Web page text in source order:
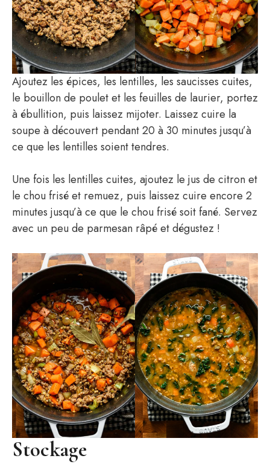
Ajoutez les épices, les lentilles, les saucisses cuites,
le bouillon de poulet et les feuilles de laurier, portez
à ébullition, puis laissez mijoter. Laissez cuire la
soupe à découvert pendant 20 à 30 minutes jusqu’à
ce que les lentilles soient tendres.
Une fois les lentilles cuites, ajoutez le jus de citron et
le chou frisé et remuez, puis laissez cuire encore 2
minutes jusqu’à ce que le chou frisé soit fané. Servez
avec un peu de parmesan râpé et dégustez !
Stockage